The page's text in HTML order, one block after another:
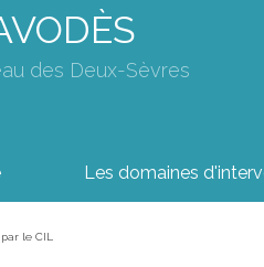
des Deux-Sèvres
Les domaines
le CIL